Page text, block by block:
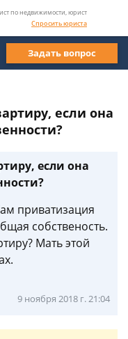
по недвижимости, юрист
Спросить юриста
Задать вопрос
если она
если она
приватизация
собственость.
Мать этой
9 ноября 2018 г. 21:04